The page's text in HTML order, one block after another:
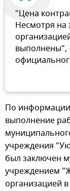
"Цена
Несмотря на
выполнены",
По информации
выполнение
учреждения
был заключен
учреждением
организацией